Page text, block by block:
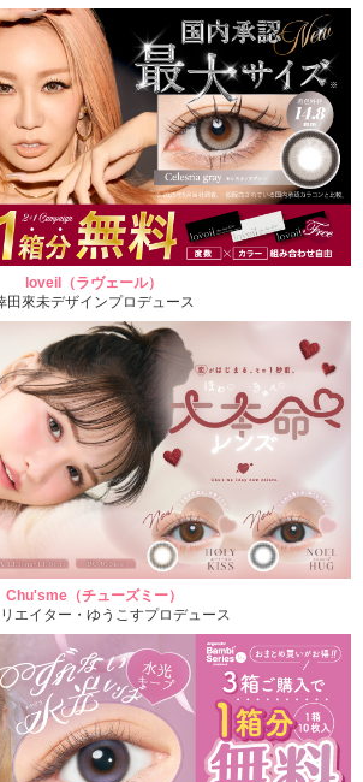
loveil（ラヴェール）
田來未デザインプロデュース
Chu'sme（チューズミー）
エイター・ゆうこすプロデュース